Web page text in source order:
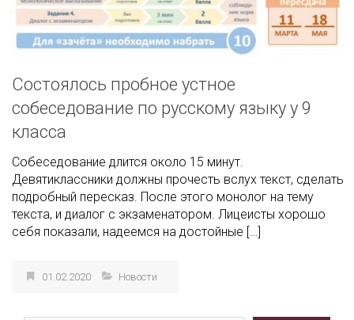
Состоялось пробное устное
собеседование по русскому языку у 9
класса
Собеседование длится около 15 минут.
Девятиклассники должны прочесть вслух текст, сделать
подробный пересказ. После этого монолог на тему
текста, и диалог с экзаменатором. Лицеисты хорошо
себя показали, надеемся на достойные […]
01.02.2020 Новости